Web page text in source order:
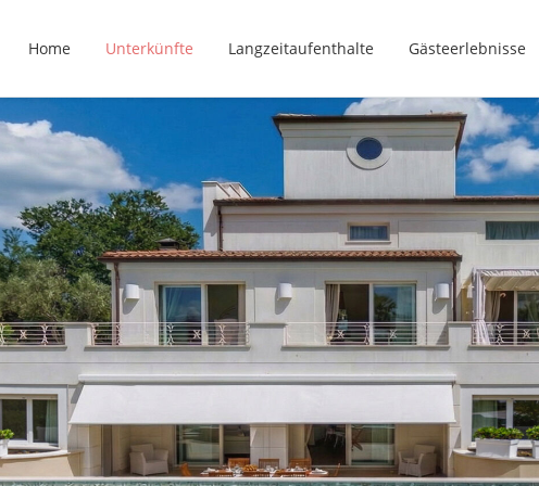
Home Unterkünfte Langzeitaufenthalte Gästeerlebnisse